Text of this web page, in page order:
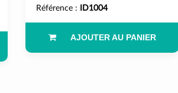
Référence : ID1004
AJOUTER AU PANIER